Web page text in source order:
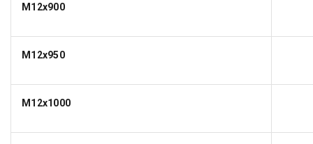
M12x900
M12x950
M12x1000